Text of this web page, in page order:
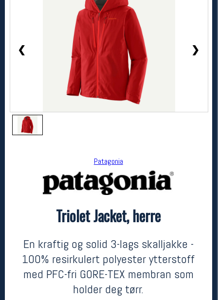
❮ ❯
Patagonia
Triolet Jacket, herre
En kraftig og solid 3-lags skalljakke -
100% resirkulert polyester ytterstoff
med PFC-fri GORE-TEX membran som
holder deg tørr.
Patagonia
kr 6999